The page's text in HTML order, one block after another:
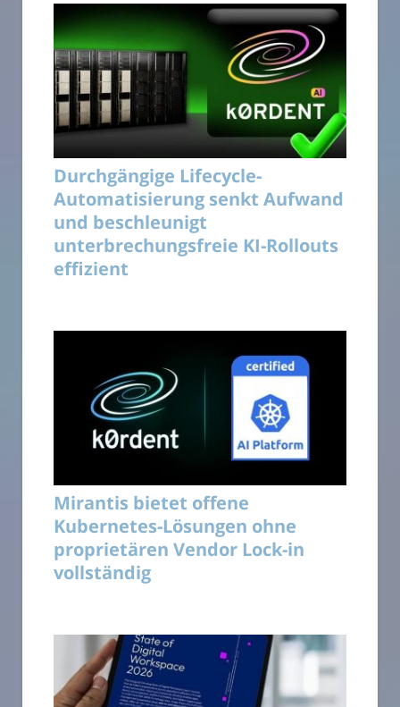
Durchgängige Lifecycle-
Automatisierung senkt Aufwand
und beschleunigt
unterbrechungsfreie KI-Rollouts
effizient
Mirantis bietet offene
Kubernetes-Lösungen ohne
proprietären Vendor Lock-in
vollständig